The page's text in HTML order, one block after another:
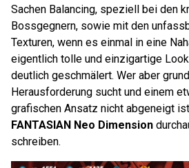
Sachen Balancing, speziell bei den
Bossgegnern, sowie mit den
Texturen, wenn es einmal in eine
eigentlich tolle und einzigartige
deutlich geschmälert. Wer aber
Herausforderung sucht und einem
grafischen Ansatz nicht abgeneigt
FANTASIAN Neo Dimension
schreiben.